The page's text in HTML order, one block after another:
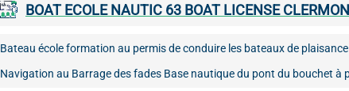
BOAT ECOLE NAUTIC 63 BOAT LICENSE
Bateau école formation au permis de conduire les bateaux de
Navigation au Barrage des fades Base nautique du pont du bouchet à